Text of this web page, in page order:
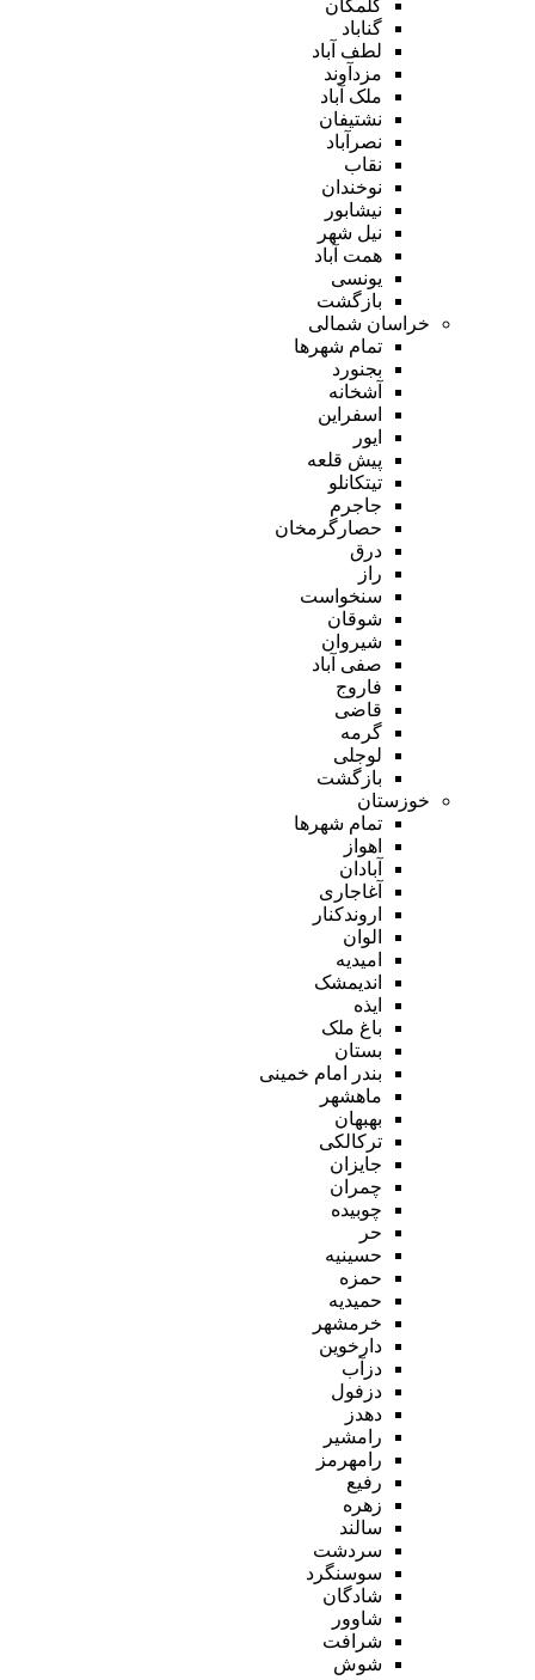
گلمکان
گناباد
لطف آباد
مزدآوند
ملک آباد
نشتیفان
نصرآباد
نقاب
نوخندان
نیشابور
نیل شهر
همت آباد
یونسی
بازگشت
خراسان شمالی
تمام شهر‌ها
بجنورد
آشخانه
اسفراین
ایور
پیش قلعه
تیتکانلو
جاجرم
حصارگرمخان
درق
راز
سنخواست
شوقان
شیروان
صفی آباد
فاروج
قاضی
گرمه
لوجلی
بازگشت
خوزستان
تمام شهر‌ها
اهواز
آبادان
آغاجاری
اروندکنار
الوان
امیدیه
اندیمشک
ایذه
باغ ملک
بستان
بندر امام خمینی
ماهشهر
بهبهان
ترکالکی
جایزان
چمران
چوبیده
حر
حسینیه
حمزه
حمیدیه
خرمشهر
دارخوین
دزآب
دزفول
دهدز
رامشیر
رامهرمز
رفیع
زهره
سالند
سردشت
سوسنگرد
شادگان
شاوور
شرافت
شوش